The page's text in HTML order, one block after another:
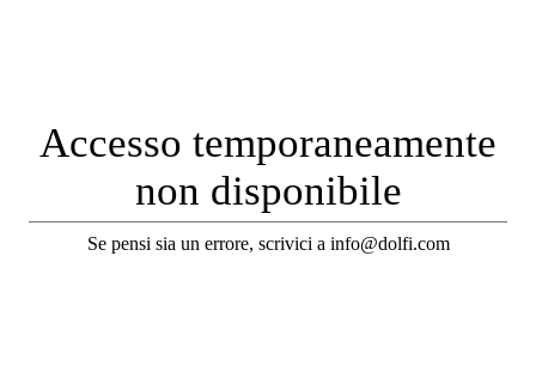
Accesso temporaneamente
non disponibile
Se pensi sia un errore, scrivici a info@dolfi.com